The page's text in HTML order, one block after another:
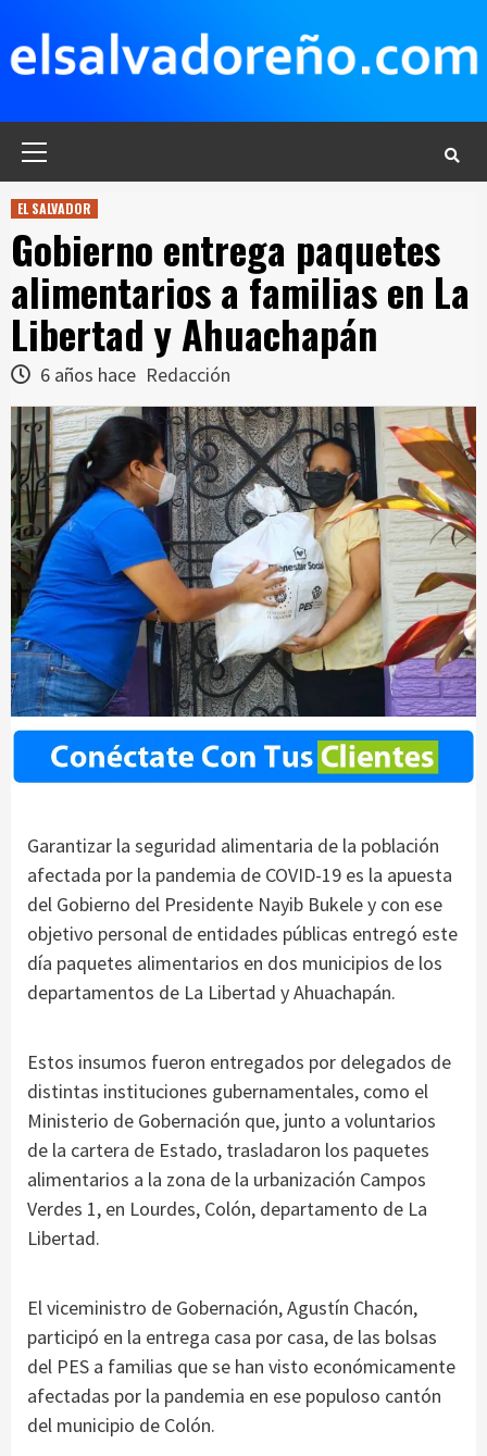
contenido
EL SALVADOR
Gobierno entrega paquetes
alimentarios a familias en La
Libertad y Ahuachapán
6 años hace Redacción
Garantizar la seguridad alimentaria de la población
afectada por la pandemia de COVID-19 es la apuesta
del Gobierno del Presidente Nayib Bukele y con ese
objetivo personal de entidades públicas entregó este
día paquetes alimentarios en dos municipios de los
departamentos de La Libertad y Ahuachapán.
Estos insumos fueron entregados por delegados de
distintas instituciones gubernamentales, como el
Ministerio de Gobernación que, junto a voluntarios
de la cartera de Estado, trasladaron los paquetes
alimentarios a la zona de la urbanización Campos
Verdes 1, en Lourdes, Colón, departamento de La
Libertad.
El viceministro de Gobernación, Agustín Chacón,
participó en la entrega casa por casa, de las bolsas
del PES a familias que se han visto económicamente
afectadas por la pandemia en ese populoso cantón
del municipio de Colón.